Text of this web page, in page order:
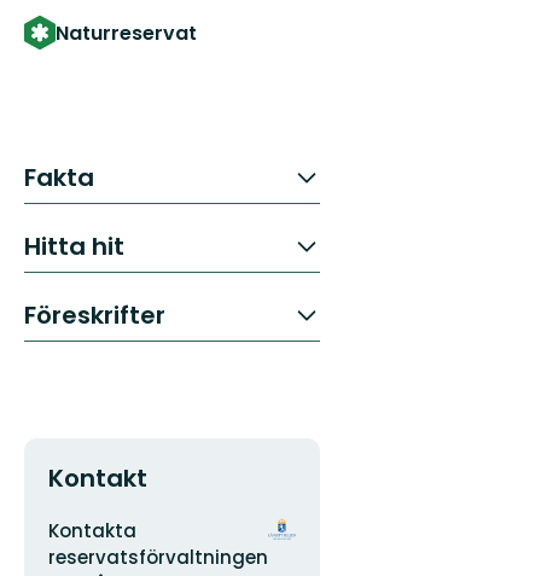
Naturreservat
Fakta
Hitta hit
Föreskrifter
Kontakt
Adress
Kontakta
reservatsförvaltningen
Organisationens